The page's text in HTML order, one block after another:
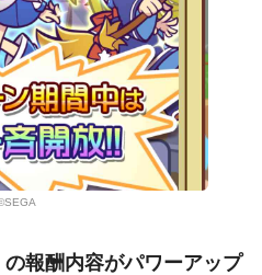
の報酬内容がパワーアップ